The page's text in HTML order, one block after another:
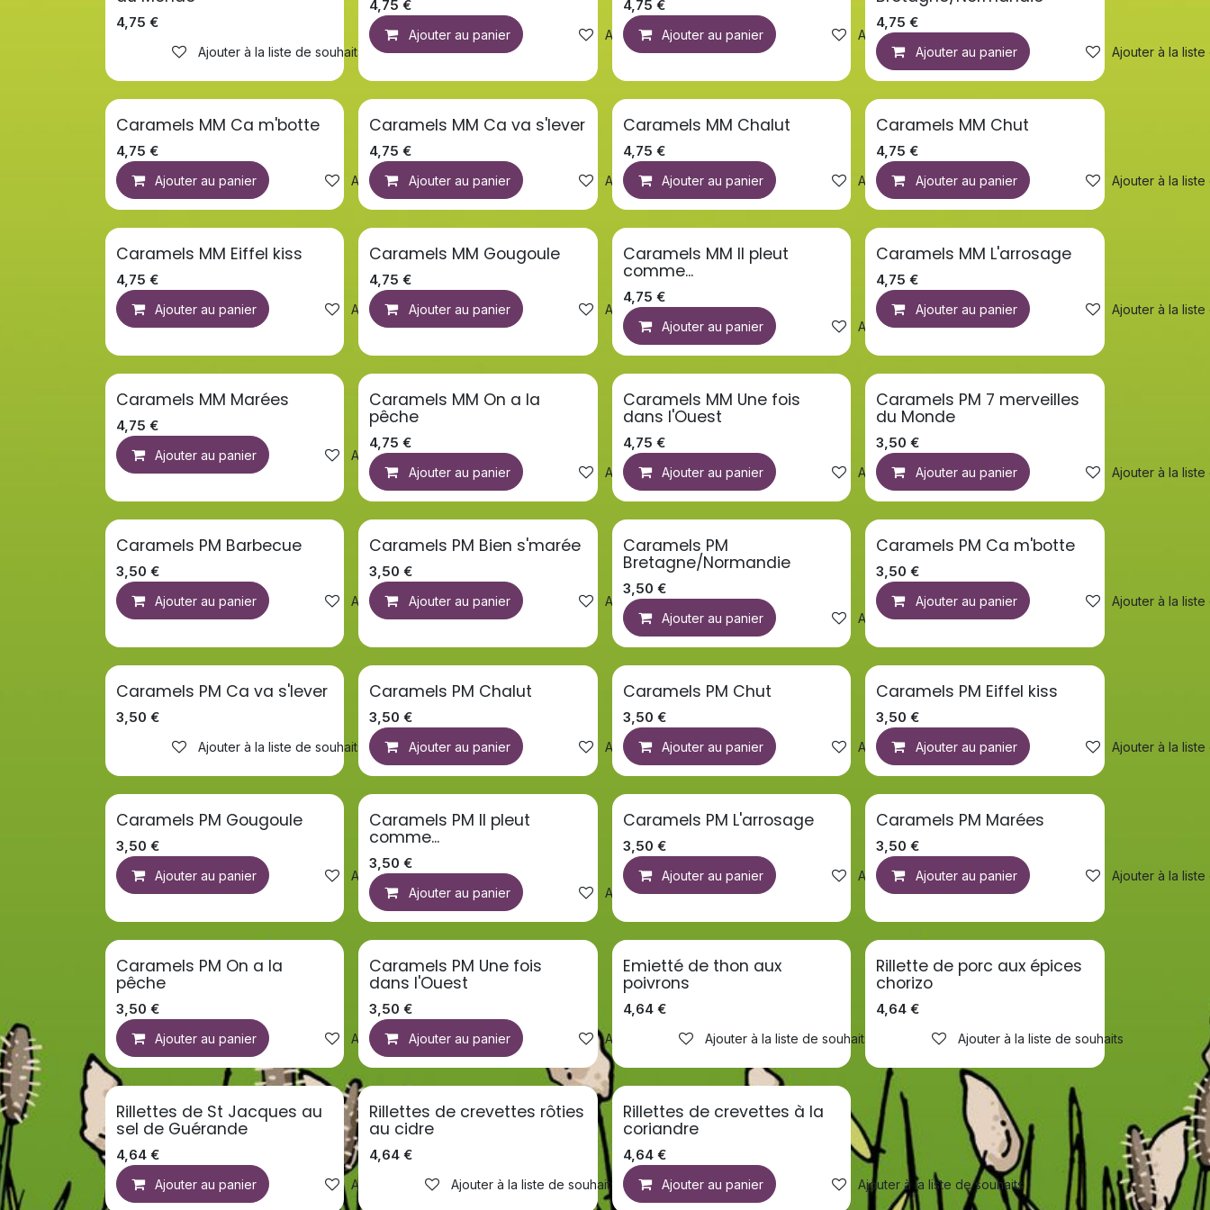
4,75 €
Ajouter à la liste de souhaits
4,75 €
Ajouter au panier Ajouter à la liste de souhaits
4,75 €
Ajouter au panier Ajouter à la liste de souhaits
4,75 €
Ajouter au panier Ajouter à la liste
Caramels MM Ca m'botte
4,75 €
Ajouter au panier Ajouter à la liste de souhaits
Caramels MM Ca va s'lever
4,75 €
Ajouter au panier Ajouter à la liste de souhaits
Caramels MM Chalut
4,75 €
Ajouter au panier Ajouter à la liste de souhaits
Caramels MM Chut
4,75 €
Ajouter au panier Ajouter à la liste
Caramels MM Eiffel kiss
4,75 €
Ajouter au panier Ajouter à la liste de souhaits
Caramels MM Gougoule
4,75 €
Ajouter au panier Ajouter à la liste de souhaits
Caramels MM Il pleut
comme...
4,75 €
Ajouter au panier Ajouter à la liste de souhaits
Caramels MM L'arrosage
4,75 €
Ajouter au panier Ajouter à la liste
Caramels MM Marées
4,75 €
Ajouter au panier Ajouter à la liste de souhaits
Caramels MM On a la
pêche
4,75 €
Ajouter au panier Ajouter à la liste de souhaits
Caramels MM Une fois
dans l'Ouest
4,75 €
Ajouter au panier Ajouter à la liste de souhaits
Caramels PM 7 merveilles
du Monde
3,50 €
Ajouter au panier Ajouter à la liste
Caramels PM Barbecue
3,50 €
Ajouter au panier Ajouter à la liste de souhaits
Caramels PM Bien s'marée
3,50 €
Ajouter au panier Ajouter à la liste de souhaits
Caramels PM
Bretagne/Normandie
3,50 €
Ajouter au panier Ajouter à la liste de souhaits
Caramels PM Ca m'botte
3,50 €
Ajouter au panier Ajouter à la liste
Caramels PM Ca va s'lever
3,50 €
Ajouter à la liste de souhaits
Caramels PM Chalut
3,50 €
Ajouter au panier Ajouter à la liste de souhaits
Caramels PM Chut
3,50 €
Ajouter au panier Ajouter à la liste de souhaits
Caramels PM Eiffel kiss
3,50 €
Ajouter au panier Ajouter à la liste
Caramels PM Gougoule
3,50 €
Ajouter au panier Ajouter à la liste de souhaits
Caramels PM Il pleut
comme...
3,50 €
Ajouter au panier Ajouter à la liste de souhaits
Caramels PM L'arrosage
3,50 €
Ajouter au panier Ajouter à la liste de souhaits
Caramels PM Marées
3,50 €
Ajouter au panier Ajouter à la liste
Caramels PM On a la
pêche
3,50 €
Ajouter au panier Ajouter à la liste de souhaits
Caramels PM Une fois
dans l'Ouest
3,50 €
Ajouter au panier Ajouter à la liste de souhaits
Emietté de thon aux
poivrons
4,64€
Ajouter à la liste de souhaits
Rillette de porc aux épices
chorizo
4,64 €
Ajouter à la liste de souhaits
Rillettes de St Jacques au
sel de Guérande
4,64 €
Ajouter au panier Ajouter à la liste de souhaits
Rillettes de crevettes rôties
au cidre
4,64 €
Ajouter à la liste de souhaits
Rillettes de crevettes à la
coriandre
4,64€
Ajouter au panier Ajouter à la liste de souhaits